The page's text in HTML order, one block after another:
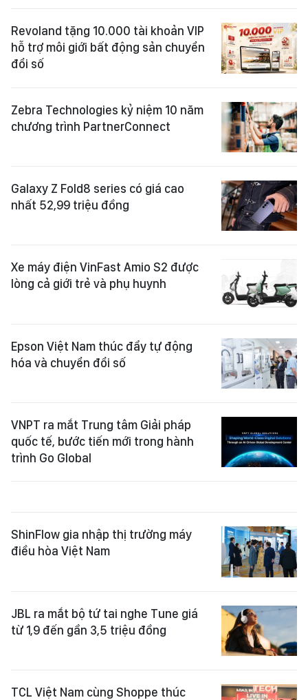
Revoland tặng 10.000 tài khoản VIP
hỗ trợ môi giới bất động sản chuyển
đổi số
Zebra Technologies kỷ niệm 10 năm
chương trình PartnerConnect
Galaxy Z Fold8 series có giá cao
nhất 52,99 triệu đồng
Xe máy điện VinFast Amio S2 được
lòng cả giới trẻ và phụ huynh
Epson Việt Nam thúc đẩy tự động
hóa và chuyển đổi số
VNPT ra mắt Trung tâm Giải pháp
quốc tế, bước tiến mới trong hành
trình Go Global
ShinFlow gia nhập thị trường máy
điều hòa Việt Nam
JBL ra mắt bộ tứ tai nghe Tune giá
từ 1,9 đến gần 3,5 triệu đồng
TCL Việt Nam cùng Shoppe thúc